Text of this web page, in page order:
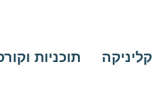
קליניקה תוכניות